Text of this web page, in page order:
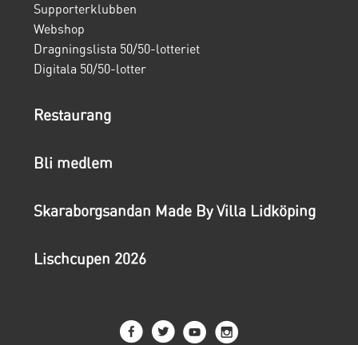
Supporterklubben
Webshop
Dragningslista 50/50-lotteriet
Digitala 50/50-lotter
Restaurang
Bli medlem
Skaraborgsandan Made By Villa Lidköping
Lischcupen 2026